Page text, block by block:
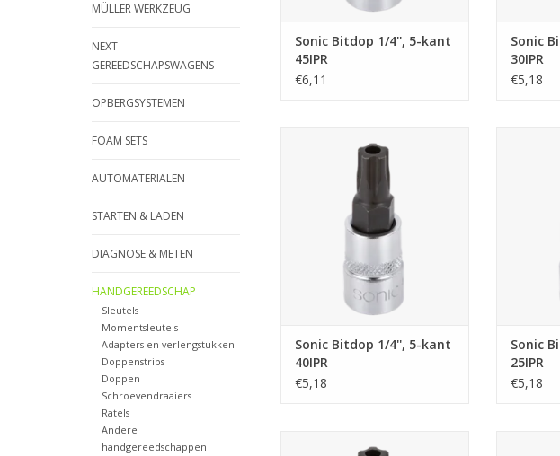
MÜLLER WERKZEUG
NEXT
GEREEDSCHAPSWAGENS
OPBERGSYSTEMEN
FOAM SETS
AUTOMATERIALEN
STARTEN & LADEN
DIAGNOSE & METEN
HANDGEREEDSCHAP
Sleutels
Momentsleutels
Adapters en verlengstukken
Doppenstrips
Doppen
Schroevendraaiers
Ratels
Andere
handgereedschappen
Sonic Bitdop 1/4'', 5-kant
45IPR
€6,11
Sonic
30IPR
€5,18
TOEVOEGEN AAN WINKELWAGEN
Sonic Bitdop 1/4'', 5-kant
40IPR
€5,18
Sonic
25IPR
€5,18